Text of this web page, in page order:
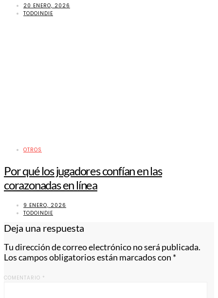
20 ENERO, 2026
TODOINDIE
OTROS
Por qué los jugadores confían en las
corazonadas en línea
9 ENERO, 2026
TODOINDIE
Deja una respuesta
Tu dirección de correo electrónico no será publicada.
Los campos obligatorios están marcados con *
COMENTARIO *